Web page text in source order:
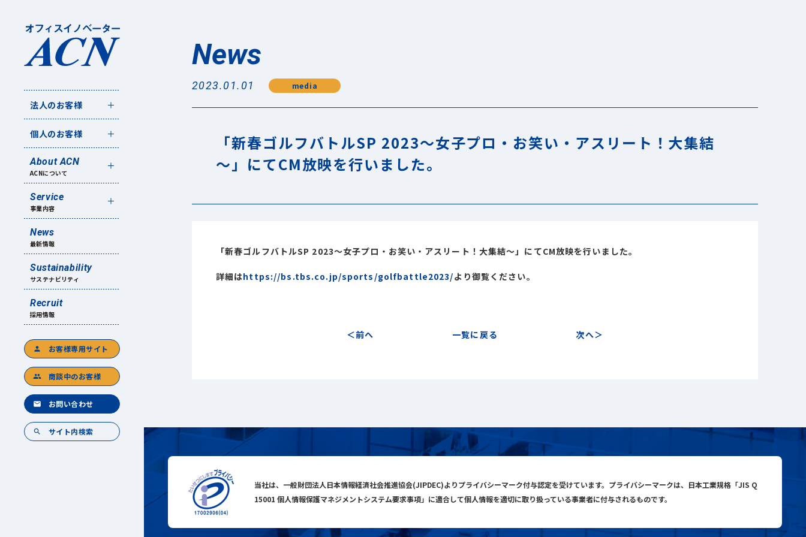
法人のお客様
個人のお客様
About ACN
ACNについて
Service
事業内容
News
最新情報
Sustainability
サステナビリティ
Recruit
採用情報
person お客様専用サイト
group 商談中のお客様
mail お問い合わせ
search サイト内検索
News
2023.01.01 media
「新春ゴルフバトルSP 2023～女子プロ・お笑い・アスリート！大集結
～」にてCM放映を行いました。
「新春ゴルフバトルSP 2023～女子プロ・お笑い・アスリート！大集結～」にてCM放映を行いました。
詳細はhttps://bs.tbs.co.jp/sports/golfbattle2023/より御覧ください。
前へ 一覧に戻る 次へ
当社は、一般財団法人日本情報経済社会推進協会(JIPDEC)よりプライバシーマーク付与認定を受けています。プライバシーマークは、日本工業規格「JIS Q
15001 個人情報保護マネジメントシステム要求事項」に適合して個人情報を適切に取り扱っている事業者に付与されるものです。